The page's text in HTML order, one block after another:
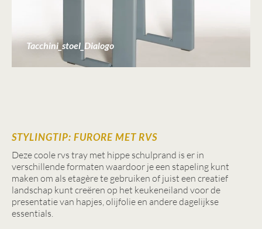
Tacchini_stoel_Dialogo
STYLINGTIP: FURORE MET RVS
Deze coole rvs tray met hippe schulprand is er in
verschillende formaten waardoor je een stapeling kunt
maken om als etagère te gebruiken of juist een creatief
landschap kunt creëren op het keukeneiland voor de
presentatie van hapjes, olijfolie en andere dagelijkse
essentials.